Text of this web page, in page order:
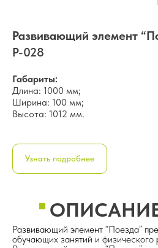
Развивающий элемент
Р-028
Габариты:
Длина: 1000 мм;
Ширина: 100 мм;
Высота: 1012 мм.
Узнать подробнее
Развивающий элемент “Поезда”
обучающих занятий и физического